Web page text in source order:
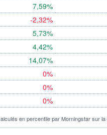
7,59%
-2,32%
5,73%
4,42%
14,07%
0%
0%
0%
en percentile par Morningstar sur